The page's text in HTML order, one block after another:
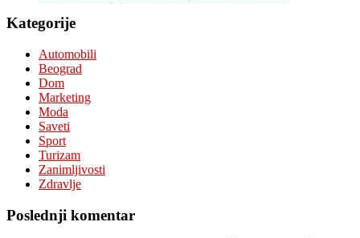
Kategorije
Automobili
Beograd
Dom
Marketing
Moda
Saveti
Sport
Turizam
Zanimljivosti
Zdravlje
Poslednji komentar